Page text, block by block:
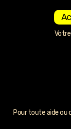
Pour toute aide ou